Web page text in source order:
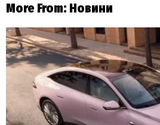
More From: Новини